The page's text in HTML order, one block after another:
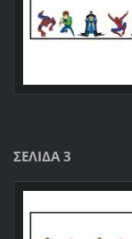
ΣΕΛΙΔΑ 3